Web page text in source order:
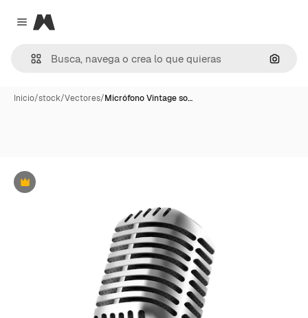
Close menu
Magnific
Inicio/stock/Vectores/Micrófono Vintage so…
Premium